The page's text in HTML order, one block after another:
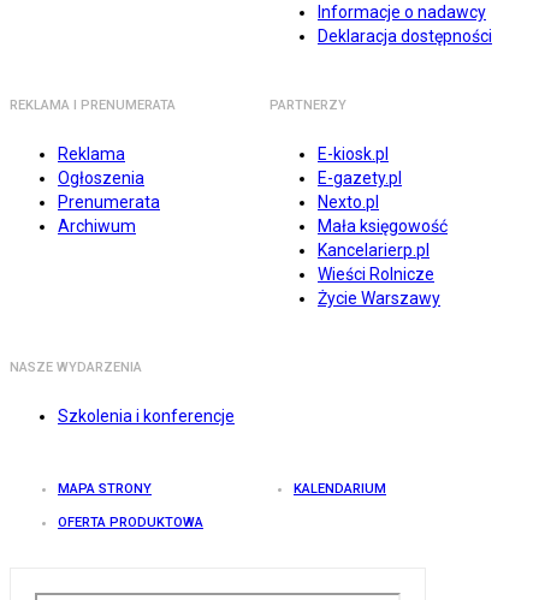
Informacje o nadawcy
Deklaracja dostępności
REKLAMA I PRENUMERATA
Reklama
Ogłoszenia
Prenumerata
Archiwum
PARTNERZY
E-kiosk.pl
E-gazety.pl
Nexto.pl
Mała księgowość
Kancelarierp.pl
Wieści Rolnicze
Życie Warszawy
NASZE WYDARZENIA
Szkolenia i konferencje
MAPA STRONY KALENDARIUM
OFERTA PRODUKTOWA